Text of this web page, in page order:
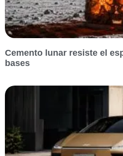
Cemento lunar resiste el
bases